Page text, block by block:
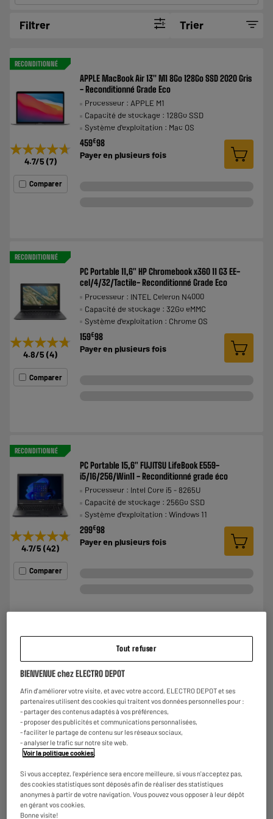
Filtrer Trier
RECONDITIONNÉ
★★★★★
★★★★★
4.7/5 (7)
Comparer
APPLE MacBook Air 13'' M1 8Go 128Go SSD 2020 Gris
- Reconditionné Grade Eco
Processeur : APPLE M1
Capacité de stockage : 128Go SSD
Système d'exploitation : Mac OS
459€98
Payer en plusieurs fois
RECONDITIONNÉ
★★★★★
★★★★★
4.8/5 (4)
Comparer
PC Portable 11,6" HP Chromebook x360 11 G3 EE-
cel/4/32/Tactile- Reconditionné Grade Eco
Processeur : INTEL Celeron N4000
Capacité de stockage : 32Go eMMC
Système d'exploitation : Chrome OS
159€98
Payer en plusieurs fois
RECONDITIONNÉ
★★★★★
★★★★★
4.7/5 (42)
Comparer
PC Portable 15,6" FUJITSU LifeBook E559-
i5/16/256/Win11 - Reconditionné grade éco
Processeur : Intel Core i5 - 8265U
Capacité de stockage : 256Go SSD
Système d'exploitation : Windows 11
299€98
Payer en plusieurs fois
★★★★★
★★★★★
4/5(2)
APPLE MACBOOK AIR 13" M1 8Go 256Go SSD 2020
Gris sidéral Reconditionné Grade éco +coque
Capacité de stockage : 256Go SSD
Système d'exploitation : iOS
499€98
Payer enplusieurs fois
Tout refuser
BIENVENUE chez ELECTRO DEPOT
Afin d'améliorer votre visite, et avec votre accord, ELECTRO DEPOT et ses
partenaires utilisent des cookies qui traitent vos données personnelles pour :
- partager des contenus adaptés à vos préférences,
- proposer des publicités et communications personnalisées,
- faciliter le partage de contenu sur les réseaux sociaux,
- analyser le trafic sur notre site web.
Voir la politique cookies
Si vous acceptez, l'expérience sera encore meilleure, si vous n'acceptez pas,
des cookies statistiques sont déposés afin de réaliser des statistiques
anonymes à partir de votre navigation. Vous pouvez vous opposer à leur dépôt
en gérant vos cookies.
Bonne visite!